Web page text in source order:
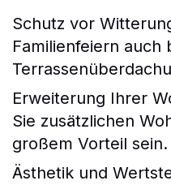
Schutz vor
Familienfeiern
Erweiterung Ihrer
Sie zusätzlichen
großem Vorteil sein.
Ästhetik und